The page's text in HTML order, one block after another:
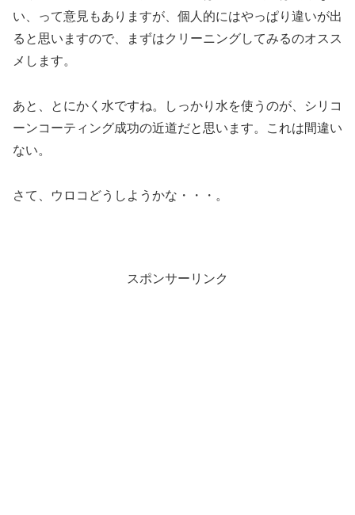
い、って意見もありますが、個人的にはやっぱり違いが出
ると思いますので、まずはクリーニングしてみるのオスス
メします。
あと、とにかく水ですね。しっかり水を使うのが、シリコ
ーンコーティング成功の近道だと思います。これは間違い
ない。
さて、ウロコどうしようかな・・・。
スポンサーリンク